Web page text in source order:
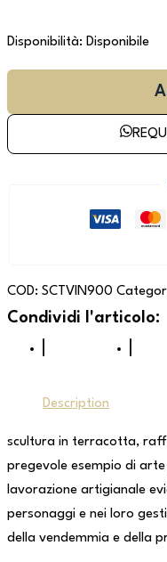
Disponibilità: Disponibile
COD: SCTVIN900
Description
scultura in terracotta,
pregevole esempio di
lavorazione artigianale
personaggi e nei loro
della vendemmia e della